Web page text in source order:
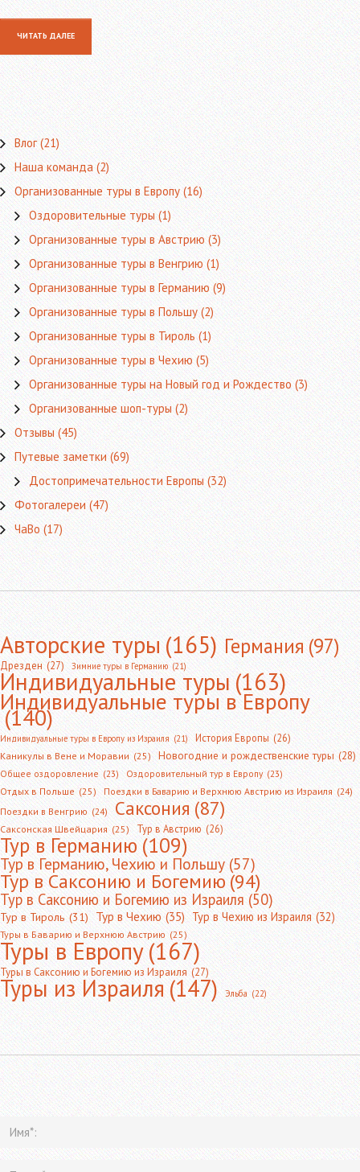
ЧИТАТЬ ДАЛЕЕ
Влог(21)
Наша команда(2)
Организованные туры в Европу(16)
Оздоровительные туры(1)
Организованные туры в Австрию(3)
Организованные туры в Венгрию(1)
Организованные туры в Германию(9)
Организованные туры в Польшу(2)
Организованные туры в Тироль(1)
Организованные туры в Чехию(5)
Организованные туры на Новый год и Рождество(3)
Организованные шоп-туры(2)
Отзывы(45)
Путевые заметки(69)
Достопримечательности Европы(32)
Фотогалереи(47)
ЧаВо(17)
Авторские туры(165) Германия(97)
Дрезден (27) Зимние туры в Германию (21)
Индивидуальные туры(163)
Индивидуальные туры в Европу
(140)
Индивидуальные туры в Европу из Израиля (21) История Европы (26)
Каникулы в Вене и Моравии (25) Новогодние и рождественские туры (28)
Общее оздоровление (23) Оздоровительный тур в Европу (23)
Отдых в Польше (25) Поездки в Баварию и Верхнюю Австрию из Израиля (24)
Поездки в Венгрию (24) Саксония(87)
Саксонская Швейцария (25) Тур в Австрию (26)
Тур в Германию(109)
Тур в Германию, Чехию и Польшу (57)
Тур в Саксонию и Богемию(94)
Тур в Саксонию и Богемию из Израиля (50)
Тур в Тироль (31) Тур в Чехию (35) Тур в Чехию из Израиля (32)
Туры в Баварию и Верхнюю Австрию (25)
Туры в Европу(167)
Туры в Саксонию и Богемию из Израиля (27)
Туры из Израиля(147) Эльба (22)